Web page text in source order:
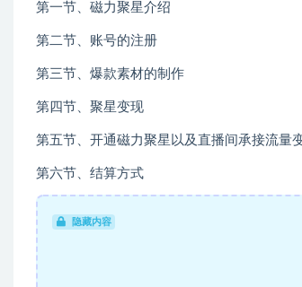
第一节、磁力聚星介绍
第二节、账号的注册
第三节、爆款素材的制作
第四节、聚星变现
第五节、开通磁力聚星以及直播间承接流量
第六节、结算方式
隐藏内容